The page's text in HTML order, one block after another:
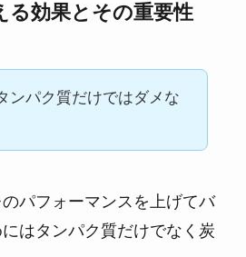
る効果とその重要性
ンパク質だけではダメな
パフォーマンスを上げてバ
はタンパク質だけでなく炭